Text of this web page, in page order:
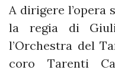
A dirigere l’opera
la regia di
l’Orchestra del
coro Tarenti